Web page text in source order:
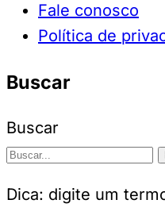
Fale conosco
Política de
Buscar
Buscar
Dica: digite um